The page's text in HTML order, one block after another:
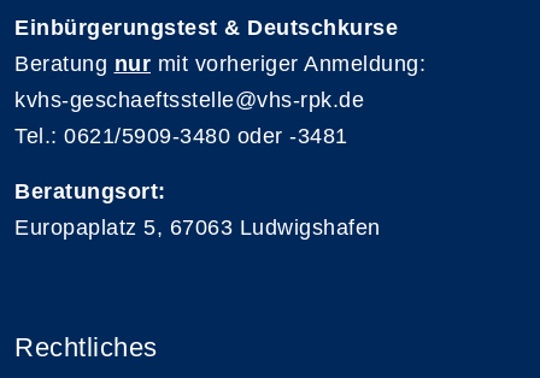
Einbürgerungstest & Deutschkurse
Beratung nur mit vorheriger Anmeldung:
kvhs-geschaeftsstelle@vhs-rpk.de
Tel.: 0621/5909-3480 oder -3481
Beratungsort:
Europaplatz 5, 67063 Ludwigshafen
Rechtliches